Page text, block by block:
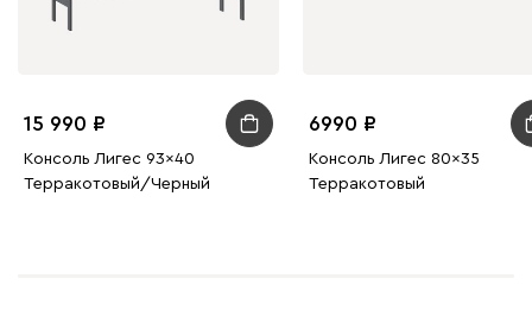
15 990
Консоль Лигес 93x40
Терракотовый/Черный
6990
Консоль Лигес 80x35
Терракотовый